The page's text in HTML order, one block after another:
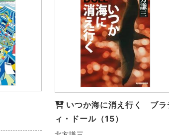
いつか海に消え行く ブラ
ィ・ドール（15）